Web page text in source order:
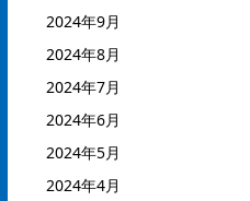
2024年9月
2024年8月
2024年7月
2024年6月
2024年5月
2024年4月